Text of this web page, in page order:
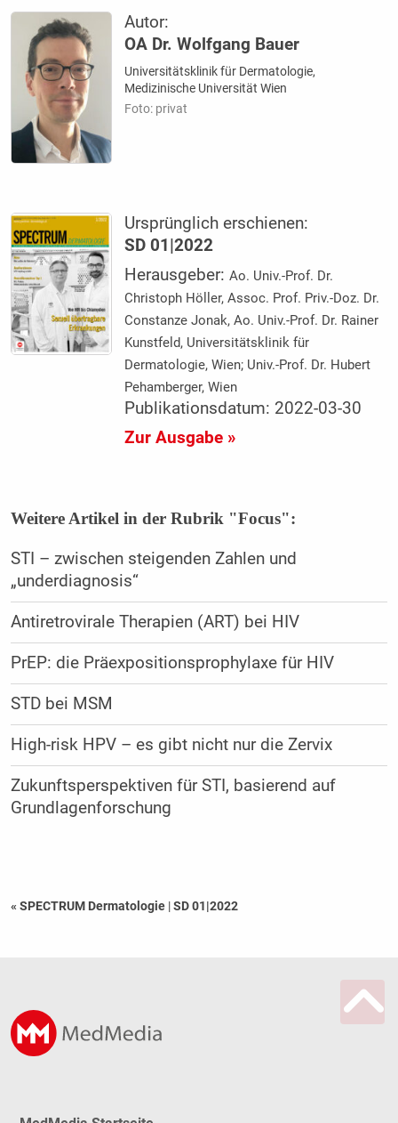
Autor:
OA Dr. Wolfgang Bauer
Universitätsklinik für Dermatologie,
Medizinische Universität Wien
Foto: privat
Ursprünglich erschienen:
SD 01|2022
Herausgeber:Ao. Univ.-Prof. Dr.
Christoph Höller, Assoc. Prof. Priv.-Doz. Dr.
Constanze Jonak, Ao. Univ.-Prof. Dr. Rainer
Kunstfeld, Universitätsklinik für
Dermatologie, Wien; Univ.-Prof. Dr. Hubert
Pehamberger, Wien
Publikationsdatum: 2022-03-30
Zur Ausgabe »
Weitere Artikel in der Rubrik "Focus":
STI – zwischen steigenden ­Zahlen und
„underdiagnosis“
Antiretrovirale Therapien (ART) bei HIV
PrEP: die Präexpositionsprophylaxe für HIV
STD bei MSM
High-risk HPV – es gibt nicht nur die Zervix
Zukunftsperspektiven für STI, basierend auf
Grundlagenforschung
« SPECTRUM Dermatologie |SD 01|2022